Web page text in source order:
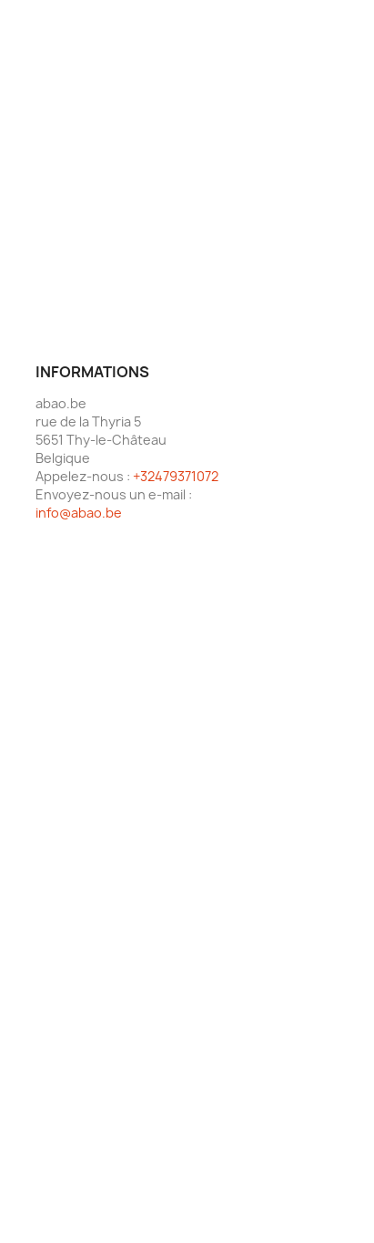
INFORMATIONS
abao.be
rue de la Thyria 5
5651 Thy-le-Château
Belgique
Appelez-nous : +32479371072
Envoyez-nous un e-mail :
info@abao.be